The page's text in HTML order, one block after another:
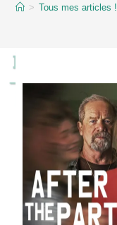
> Tous mes articles !